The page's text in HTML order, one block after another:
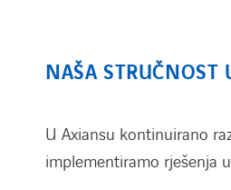
NAŠA STRUČNOST
U Axiansu kontinuirano
implementiramo rješenja